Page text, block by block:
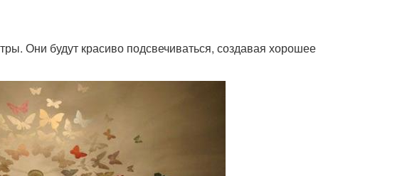
Они будут красиво подсвечиваться, создавая хорошее